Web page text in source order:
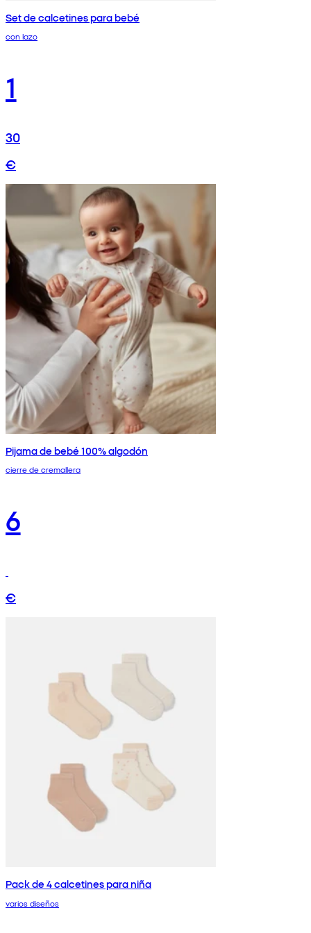
Set de calcetines para bebé
con lazo
1
30
€
Pijama de bebé 100% algodón
cierre de cremallera
6
€
Pack de 4 calcetines para niña
varios diseños